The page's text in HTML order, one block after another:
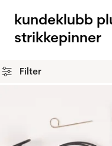
kundeklubb
strikkepinner
Filter